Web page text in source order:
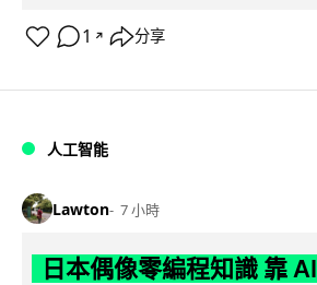
1 ↗ 分享
人工智能
Lawton 7 小時
日本偶像零編程知識 靠